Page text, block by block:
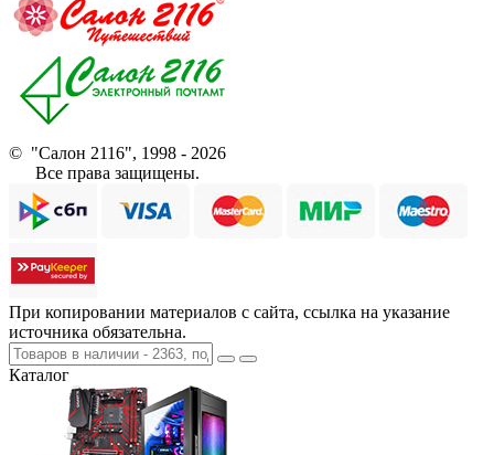
© "Салон 2116", 1998 - 2026
Все права защищены.
При копировании материалов с сайта, ссылка на указание
источника обязательна.
Каталог